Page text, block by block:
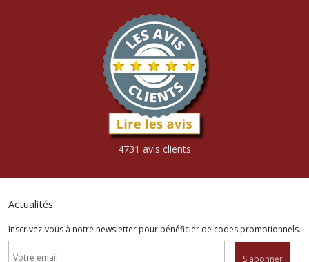
4731 avis clients
Actualités
Inscrivez-vous à notre newsletter pour bénéficier de codes promotionnels.
S'abonner